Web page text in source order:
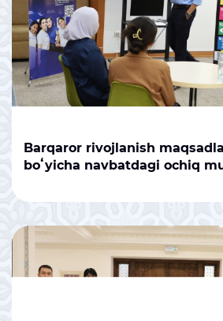
Barqaror rivojlanish
boʻyicha navbatdagi ochiq